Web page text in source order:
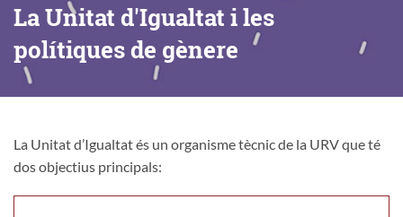
La Unitat d'Igualtat i les
polítiques de gènere
La Unitat d’Igualtat és un organisme tècnic de la URV que té
dos objectius principals: